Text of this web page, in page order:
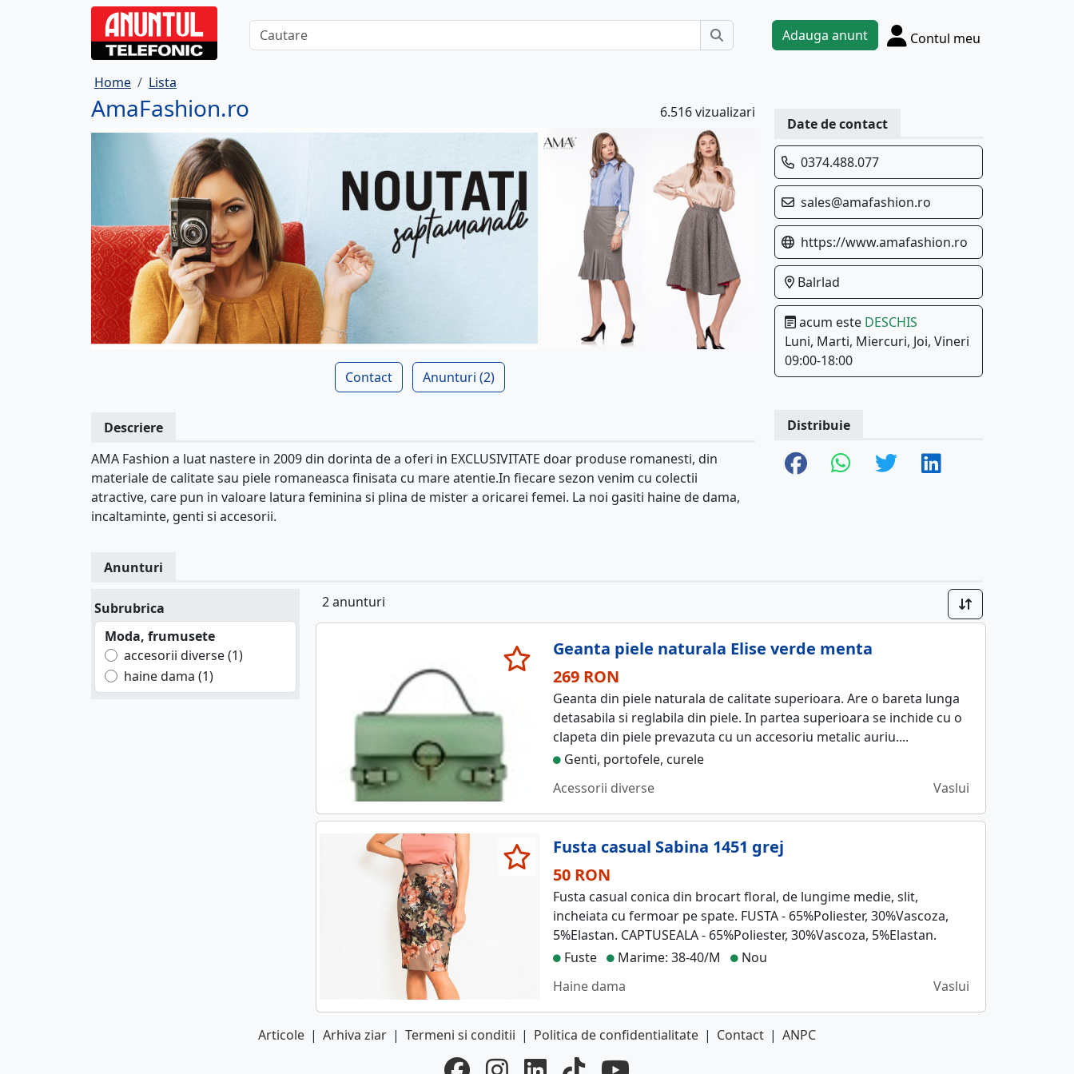
Adauga anunt Contul meu
Home Lista
AmaFashion.ro 6.516 vizualizari
Contact Anunturi (2)
Descriere
AMA Fashion a luat nastere in 2009 din dorinta de a oferi in EXCLUSIVITATE doar produse romanesti, din
materiale de calitate sau piele romaneasca finisata cu mare atentie.In fiecare sezon venim cu colectii
atractive, care pun in valoare latura feminina si plina de mister a oricarei femei. La noi gasiti haine de dama,
incaltaminte, genti si accesorii.
Date de contact
0374.488.077
sales@amafashion.ro
https://www.amafashion.ro
Balrlad
acum este DESCHIS
Luni, Marti, Miercuri, Joi, Vineri
09:00-18:00
Distribuie
Anunturi
Subrubrica
Moda, frumusete
accesorii diverse (1)
haine dama (1)
2 anunturi
Geanta piele naturala Elise verde menta
269 RON
Geanta din piele naturala de calitate superioara. Are o bareta lunga
detasabila si reglabila din piele. In partea superioara se inchide cu o
clapeta din piele prevazuta cu un accesoriu metalic auriu....
Genti, portofele, curele
Acessorii diverse
Vaslui
Fusta casual Sabina 1451 grej
50 RON
Fusta casual conica din brocart floral, de lungime medie, slit,
incheiata cu fermoar pe spate. FUSTA - 65%Poliester, 30%Vascoza,
5%Elastan. CAPTUSEALA - 65%Poliester, 30%Vascoza, 5%Elastan.
Fuste
Marime: 38-40/M
Nou
Haine dama
Vaslui
Articole | Arhiva ziar | Termeni si conditii | Politica de confidentialitate | Contact | ANPC